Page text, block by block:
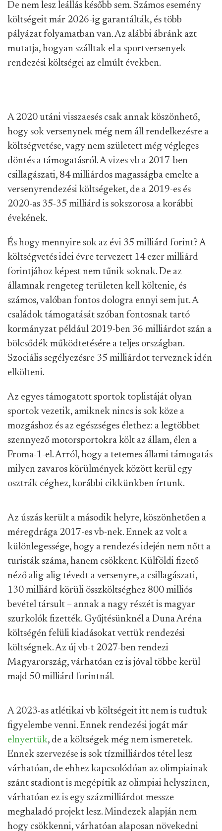
De nem lesz leállás később sem. Számos esemény
költségeit már 2026-ig garantálták, és több
pályázat folyamatban van. Az alábbi ábránk azt
mutatja, hogyan szálltak el a sportversenyek
rendezési költségei az elmúlt években.
A 2020 utáni visszaesés csak annak köszönhető,
hogy sok versenynek még nem áll rendelkezésre a
költségvetése, vagy nem született még végleges
döntés a támogatásról. A vizes vb a 2017-ben
csillagászati, 84 milliárdos magasságba emelte a
versenyrendezési költségeket, de a 2019-es és
2020-as 35-35 milliárd is sokszorosa a korábbi
évekének.
És hogy mennyire sok az évi 35 milliárd forint? A
költségvetés idei évre tervezett 14 ezer milliárd
forintjához képest nem tűnik soknak. De az
államnak rengeteg területen kell költenie, és
számos, valóban fontos dologra ennyi sem jut. A
családok támogatását szóban fontosnak tartó
kormányzat például 2019-ben 36 milliárdot szán a
bölcsődék működtetésére a teljes országban.
Szociális segélyezésre 35 milliárdot terveznek idén
elkölteni.
Az egyes támogatott sportok toplistáját olyan
sportok vezetik, amiknek nincs is sok köze a
mozgáshoz és az egészséges élethez: a legtöbbet
szennyező motorsportokra költ az állam, élen a
Froma-1-el. Arról, hogy a tetemes állami támogatás
milyen zavaros körülmények között kerül egy
osztrák céghez, korábbi cikkünkben írtunk.
Az úszás került a második helyre, köszönhetően a
méregdrága 2017-es vb-nek. Ennek az volt a
különlegessége, hogy a rendezés idején nem nőtt a
turisták száma, hanem csökkent. Külföldi fizető
néző alig-alig tévedt a versenyre, a csillagászati,
130 milliárd körüli összköltséghez 800 milliós
bevétel társult – annak a nagy részét is magyar
szurkolók fizették. Gyűjtésünknél a Duna Aréna
költségén felüli kiadásokat vettük rendezési
költségnek. Az új vb-t 2027-ben rendezi
Magyarország, várhatóan ez is jóval többe kerül
majd 50 milliárd forintnál.
A 2023-as atlétikai vb költségeit itt nem is tudtuk
figyelembe venni. Ennek rendezési jogát már
elnyertük, de a költségek még nem ismeretek.
Ennek szervezése is sok tízmilliárdos tétel lesz
várhatóan, de ehhez kapcsolódóan az olimpiainak
szánt stadiont is megépítik az olimpiai helyszínen,
várhatóan ez is egy százmilliárdot messze
meghaladó projekt lesz. Mindezek alapján nem
hogy csökkenni, várhatóan alaposan növekedni